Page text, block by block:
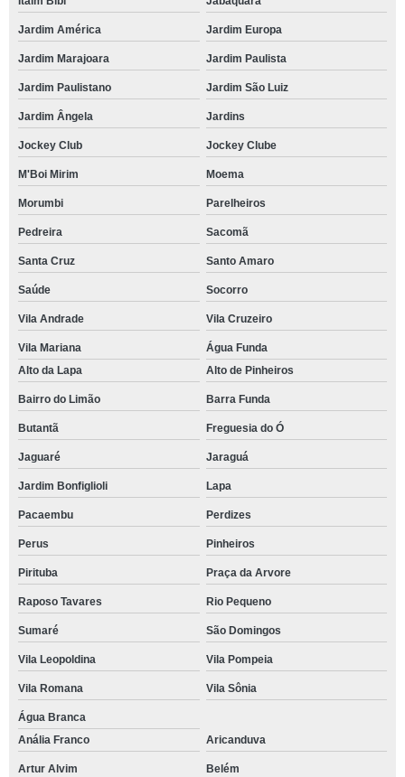
Jardim América Jardim Europa
Jardim Marajoara Jardim Paulista
Jardim Paulistano Jardim São Luiz
Jardim Ângela Jardins
Jockey Club Jockey Clube
M'Boi Mirim Moema
Morumbi Parelheiros
Pedreira Sacomã
Santa Cruz Santo Amaro
Saúde Socorro
Vila Andrade Vila Cruzeiro
Vila Mariana
Água Funda
Alto da Lapa
Alto de Pinheiros
Bairro do Limão Barra Funda
Butantã Freguesia do Ó
Jaguaré Jaraguá
Jardim Bonfiglioli Lapa
Pacaembu Perdizes
Perus Pinheiros
Pirituba Praça da Arvore
Raposo Tavares Rio Pequeno
Sumaré São Domingos
Vila Leopoldina Vila Pompeia
Vila Romana Vila Sônia
Água Branca
Anália Franco
Aricanduva
Artur Alvim Belém